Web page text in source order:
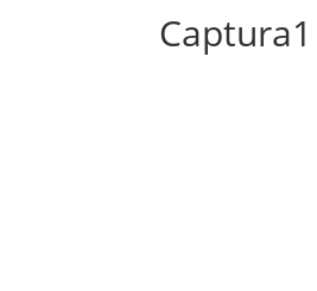
Captura1